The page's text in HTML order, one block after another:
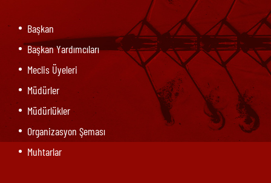
Başkan
Başkan Yardımcıları
Meclis Üyeleri
Müdürler
Müdürlükler
Organizasyon Şeması
Muhtarlar